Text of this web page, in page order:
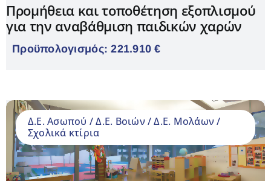
Προμήθεια και τοποθέτηση εξοπλισμού
για την αναβάθμιση παιδικών χαρών
Προϋπολογισμός: 221.910 €
Δ.Ε. Ασωπού / Δ.Ε. Βοιών / Δ.Ε. Μολάων /
Σχολικά κτίρια